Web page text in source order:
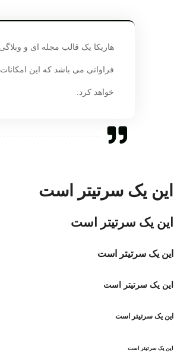
هاریکا یک قالب مجله ای و
فراوانی می باشد که این
خواهد کرد.
این یک سرتیتر است
این یک سرتیتر است
این یک سرتیتر است
این یک سرتیتر است
این یک سرتیتر است
این یک سرتیتر است